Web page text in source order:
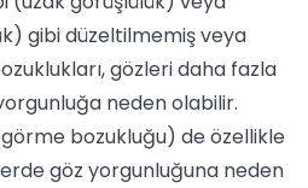
gibi düzeltilmemiş veya
gözleri daha fazla
neden olabilir.
bozukluğu) de özellikle
göz yorgunluğuna neden